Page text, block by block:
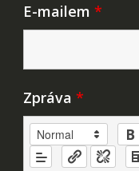
E-mailem *
Zpráva *